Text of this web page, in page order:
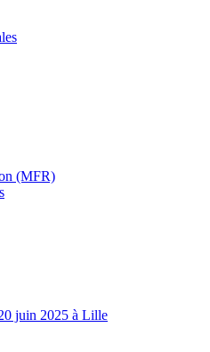
(MFR)
juin 2025 à Lille